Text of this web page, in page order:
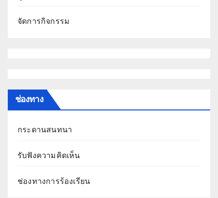
จัดการกิจกรรม
ช่องทาง
กระดานสนทนา
รับฟังความคิดเห็น
ช่องทางการร้องเรียน